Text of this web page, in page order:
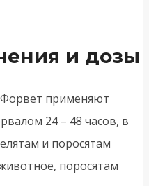
и дозы
применяют
24 – 48 часов, в
и поросятам
поросятам